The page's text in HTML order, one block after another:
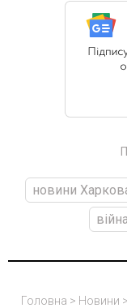
новини
Головна > Новини >